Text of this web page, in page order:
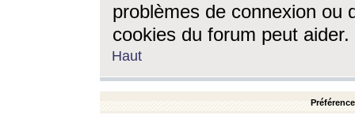
problèmes de connexion ou
cookies du forum peut aider.
Haut